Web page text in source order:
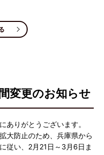
変更のお知らせ
ありがとうございます。
大防止のため、兵庫県から
従い、2月21日～3月6日ま